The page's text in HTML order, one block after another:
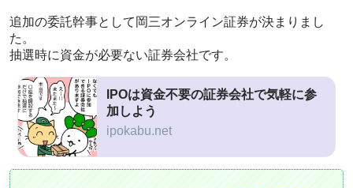
追加の委託幹事として岡三オンライン証券が決まりまし
た。
抽選時に資金が必要ない証券会社です。
IPOは資金不要の証券会社で気軽に参
加しよう
ipokabu.net